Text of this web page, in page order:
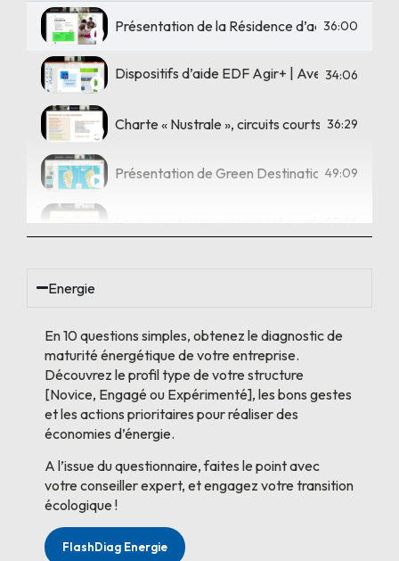
Présentation de la Résidence d’accélération
36:00
Dispositifs d’aide EDF Agir+ | Avec Nicolas
34:06
Charte « Nustrale », circuits courts et zéro
36:29
Présentation de Green Destination | Avec
49:09
Dispositifs d’aides de l’Agence d’Urbanisme
Présentation : Synthèse de l’étude sur les
Energie
En 10 questions simples, obtenez le diagnostic de
maturité énergétique de votre entreprise.
Découvrez le profil type de votre structure
[Novice, Engagé ou Expérimenté], les bons gestes
et les actions prioritaires pour réaliser des
économies d’énergie.
A l’issue du questionnaire, faites le point avec
votre conseiller expert, et engagez votre transition
écologique !
FlashDiag Energie